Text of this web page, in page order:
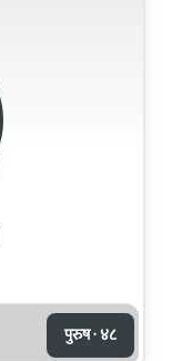
पुरुष · ४८